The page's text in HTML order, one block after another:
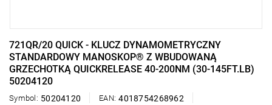
721QR/20 QUICK - KLUCZ DYNAMOMETRYCZNY
STANDARDOWY MANOSKOP® Z WBUDOWANĄ
GRZECHOTKĄ QUICKRELEASE 40-200NM (30-145FT.LB)
50204120
Symbol: 50204120 EAN: 4018754268962